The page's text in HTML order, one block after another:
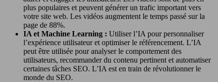
plus populaires et peuvent générer un trafic important vers
votre site web. Les vidéos augmentent le temps passé sur la
page de 88%.
IA et Machine Learning : Utiliser l’IA pour personnaliser
l’expérience utilisateur et optimiser le référencement. L’IA
peut être utilisée pour analyser le comportement des
utilisateurs, recommander du contenu pertinent et automatiser
certaines tâches SEO. L’IA est en train de révolutionner le
monde du SEO.